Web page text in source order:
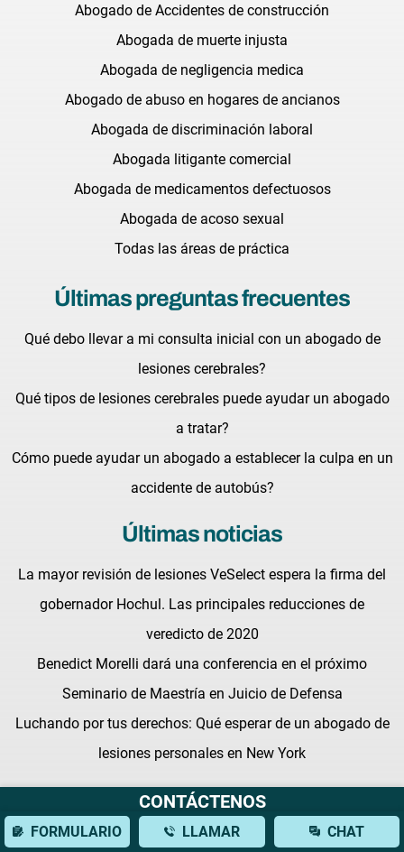
Abogado de Accidentes de construcción
Abogada de muerte injusta
Abogada de negligencia medica
Abogado de abuso en hogares de ancianos
Abogada de discriminación laboral
Abogada litigante comercial
Abogada de medicamentos defectuosos
Abogada de acoso sexual
Todas las áreas de práctica
Últimas preguntas frecuentes
Qué debo llevar a mi consulta inicial con un abogado de
lesiones cerebrales?
Qué tipos de lesiones cerebrales puede ayudar un abogado
a tratar?
Cómo puede ayudar un abogado a establecer la culpa en un
accidente de autobús?
Últimas noticias
La mayor revisión de lesiones VeSelect espera la firma del
gobernador Hochul. Las principales reducciones de
veredicto de 2020
Benedict Morelli dará una conferencia en el próximo
Seminario de Maestría en Juicio de Defensa
Luchando por tus derechos: Qué esperar de un abogado de
lesiones personales en New York
CONTÁCTENOS
FORMULARIO LLAMAR CHAT